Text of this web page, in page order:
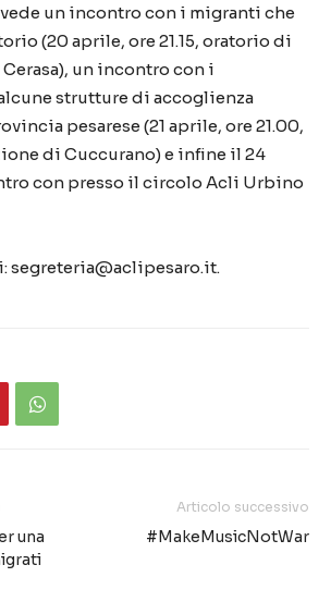
un incontro con i migranti che
(20 aprile, ore 21.15, oratorio di
un incontro con i
strutture di accoglienza
pesarese (21 aprile, ore 21.00,
di Cuccurano) e infine il 24
con presso il circolo Acli Urbino
segreteria@aclipesaro.it.
una
Articolo successivo
#MakeMusicNotWar